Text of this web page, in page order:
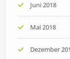
Juni 2018
Mai 2018
Dezember